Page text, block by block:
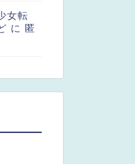
女転
に 匿